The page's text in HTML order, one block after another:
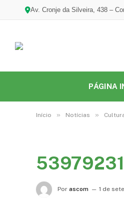
Av. Cronje da Silveira, 438 –
PÁGINA
Início » Notícias »
Por ascom 1 de